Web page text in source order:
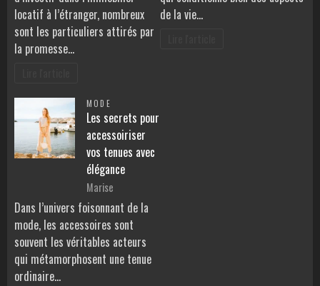
locatif à l’étranger, nombreux
sont les particuliers attirés par
la promesse…
de la vie…
MODE
Les secrets pour
accessoiriser
vos tenues avec
élégance
Marise
Dans l’univers foisonnant de la
mode, les accessoires sont
souvent les véritables acteurs
qui métamorphosent une tenue
ordinaire…